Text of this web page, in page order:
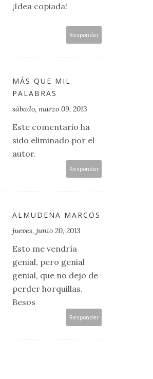
¡Idea copiada!
Responder
MÁS QUE MIL
PALABRAS
sábado, marzo 09, 2013
Este comentario ha
sido eliminado por el
autor.
Responder
ALMUDENA MARCOS
jueves, junio 20, 2013
Esto me vendría
genial, pero genial
genial, que no dejo de
perder horquillas.
Besos
Responder